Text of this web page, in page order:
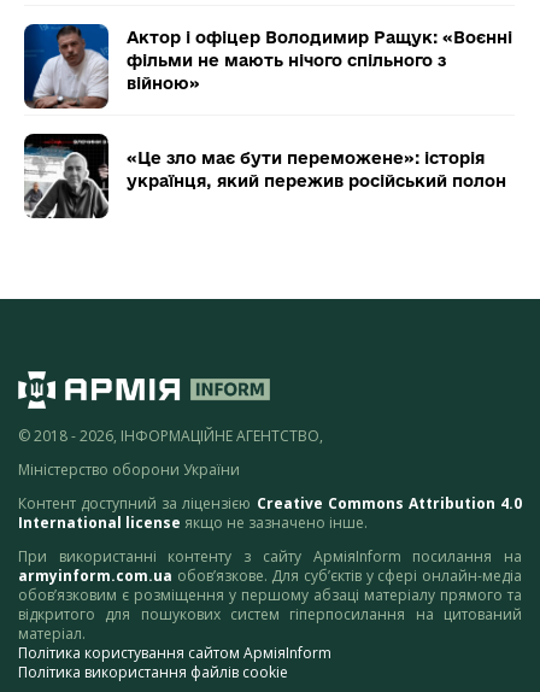
Актор і офіцер Володимир Ращук: «Воєнні
фільми не мають нічого спільного з
війною»
«Це зло має бути переможене»: історія
українця, який пережив російський полон
© 2018 - 2026, ІНФОРМАЦІЙНЕ АГЕНТСТВО,
Міністерство оборони України
Контент доступний за ліцензією Creative Commons Attribution 4.0
International license якщо не зазначено інше.
При використанні контенту з сайту АрміяInform посилання на
armyinform.com.ua обов’язкове. Для суб’єктів у сфері онлайн-медіа
обов’язковим є розміщення у першому абзаці матеріалу прямого та
відкритого для пошукових систем гіперпосилання на цитований
матеріал.
Політика користування сайтом АрміяInform
Політика використання файлів cookie